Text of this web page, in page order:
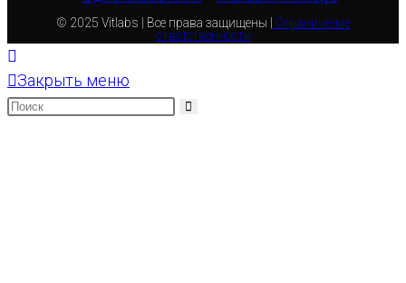
© 2025 Vitlabs | Все права защищены |
Ограничение
ответственности
Закрыть меню